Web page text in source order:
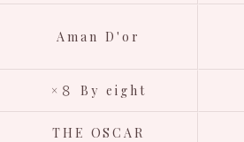
Aman D'or
×８ By eight
THE OSCAR